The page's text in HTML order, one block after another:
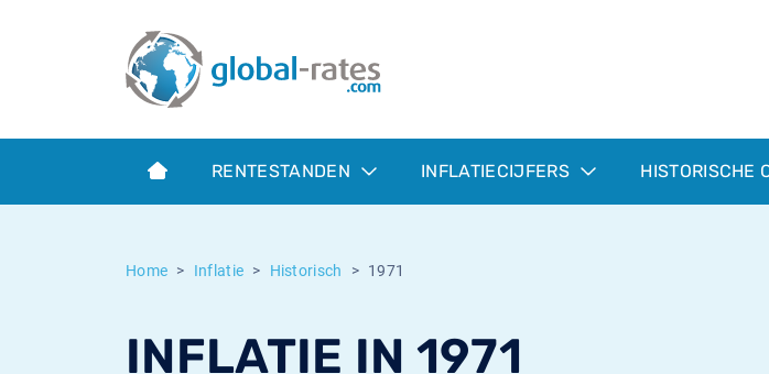
RENTESTANDEN INFLATIECIJFERS HISTORISCHE
Home Inflatie Historisch 1971
INFLATIE IN 1971
Term SOFR
Wat is CPI inflatie?
Wat is HICP inflatie?
Europese inflatie - HICP
Euribor historie
ESTER historie
Historische inflatie
Inflatiecalculator